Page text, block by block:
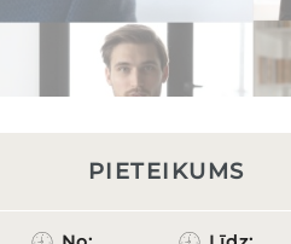
PIETEIKUMS